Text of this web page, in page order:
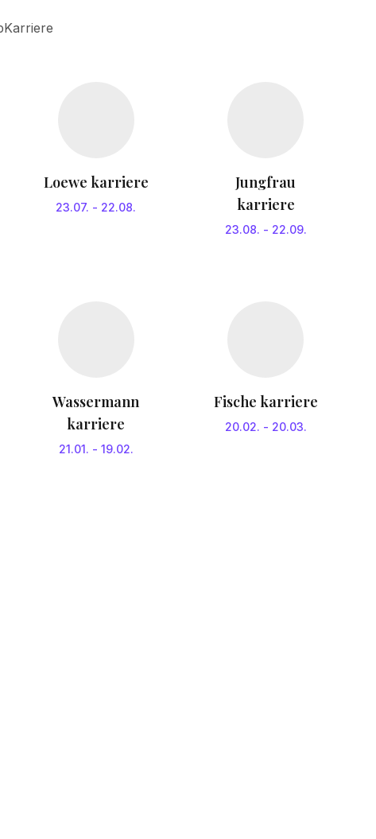
Loewe karriere
23.07. - 22.08.
Jungfrau
karriere
23.08. - 22.09.
Wassermann
karriere
21.01. - 19.02.
Fische karriere
20.02. - 20.03.